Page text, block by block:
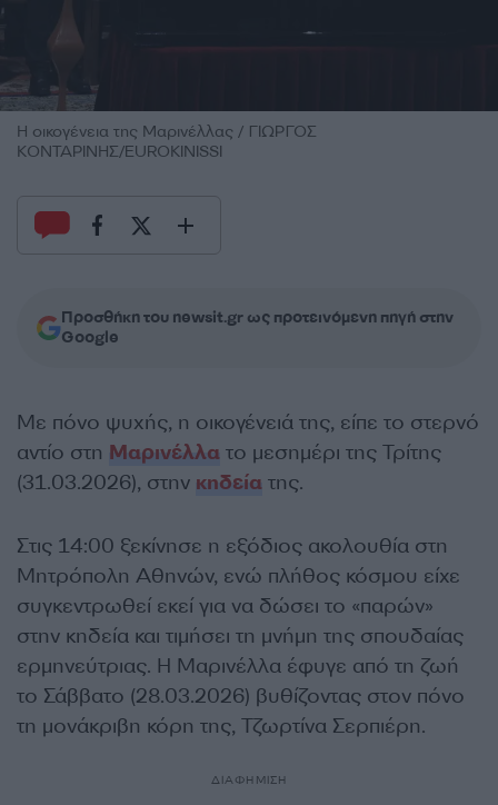
Η οικογένεια της Μαρινέλλας / ΓΙΩΡΓΟΣ
ΚΟΝΤΑΡΙΝΗΣ/EUROKINISSI
Προσθήκη του newsit.gr ως προτεινόμενη πηγή στην
Google
Με πόνο ψυχής, η οικογένειά της, είπε το στερνό
αντίο στη Μαρινέλλα το μεσημέρι της Τρίτης
(31.03.2026), στην κηδεία της.
Στις 14:00 ξεκίνησε η εξόδιος ακολουθία στη
Μητρόπολη Αθηνών, ενώ πλήθος κόσμου είχε
συγκεντρωθεί εκεί για να δώσει το «παρών»
στην κηδεία και τιμήσει τη μνήμη της σπουδαίας
ερμηνεύτριας. Η Μαρινέλλα έφυγε από τη ζωή
το Σάββατο (28.03.2026) βυθίζοντας στον πόνο
τη μονάκριβη κόρη της, Τζωρτίνα Σερπιέρη.
ΔΙΑΦΗΜΙΣΗ